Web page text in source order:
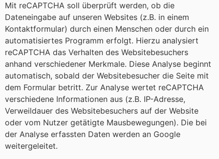
Mit reCAPTCHA soll überprüft werden, ob die
Dateneingabe auf unseren Websites (z.B. in einem
Kontaktformular) durch einen Menschen oder durch ein
automatisiertes Programm erfolgt. Hierzu analysiert
reCAPTCHA das Verhalten des Websitebesuchers
anhand verschiedener Merkmale. Diese Analyse beginnt
automatisch, sobald der Websitebesucher die Seite mit
dem Formular betritt. Zur Analyse wertet reCAPTCHA
verschiedene Informationen aus (z.B. IP-Adresse,
Verweildauer des Websitebesuchers auf der Website
oder vom Nutzer getätigte Mausbewegungen). Die bei
der Analyse erfassten Daten werden an Google
weitergeleitet.